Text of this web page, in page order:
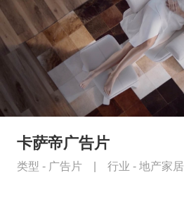
卡萨帝广告片
类型 - 广告片 行业 - 地产家居